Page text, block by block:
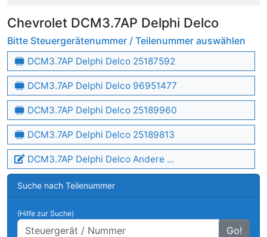
Chevrolet DCM3.7AP Delphi Delco
Bitte Steuergerätenummer / Teilenummer auswählen
DCM3.7AP Delphi Delco 25187592
DCM3.7AP Delphi Delco 96951477
DCM3.7AP Delphi Delco 25189960
DCM3.7AP Delphi Delco 25189813
DCM3.7AP Delphi Delco Andere ...
Suche nach Teilenummer
(Hilfe zur Suche)
Go!